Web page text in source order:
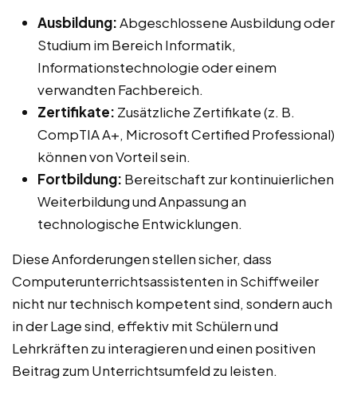
Ausbildung:Abgeschlossene Ausbildung oder
Studium im Bereich Informatik,
Informationstechnologie oder einem
verwandten Fachbereich.
Zertifikate: Zusätzliche Zertifikate (z. B.
CompTIA A+, Microsoft Certified Professional)
können von Vorteil sein.
Fortbildung: Bereitschaft zur kontinuierlichen
Weiterbildung und Anpassung an
technologische Entwicklungen.
Diese Anforderungen stellen sicher, dass
Computerunterrichtsassistenten in Schiffweiler
nicht nur technisch kompetent sind, sondern auch
in der Lage sind, effektiv mit Schülern und
Lehrkräften zu interagieren und einen positiven
Beitrag zum Unterrichtsumfeld zu leisten.